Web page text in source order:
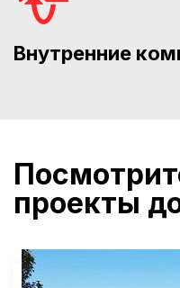
Внутренние
проекты